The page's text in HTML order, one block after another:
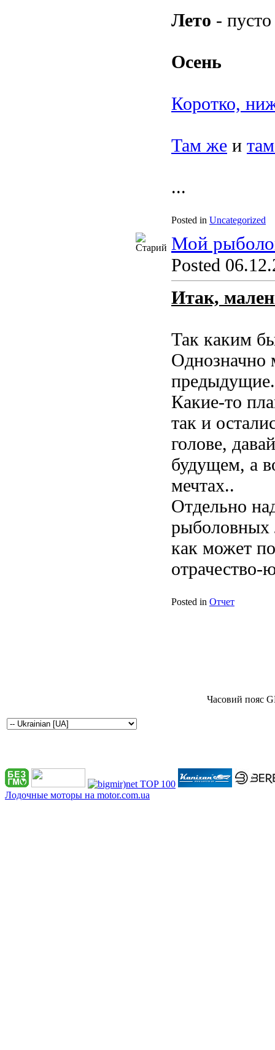
Лето -
Осень
Коротко,
Там же и
...
Posted in Uncategorized
Мой
Posted
Итак,
Так каким
Однозначно
предыдущие.
Какие-то
так и
голове,
будущем, а
мечтах..
Отдельно
рыболовных
как может
Posted in Отчет
Часовий пояс
Лодочные моторы на motor.com.ua